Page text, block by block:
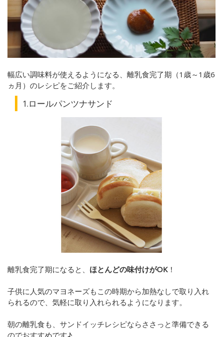
幅広い調味料が使えるようになる、離乳食完了期（1歳～1歳6
ヵ月）のレシピをご紹介します。
1.ロールパンツナサンド
離乳食完了期になると、 ほとんどの味付けがOK ！
子供に人気のマヨネーズもこの時期から加熱なしで取り入れ
られるので、気軽に取り入れられるようになります。
朝の離乳食も、サンドイッチレシピならささっと準備できる
のでおすすめです♪